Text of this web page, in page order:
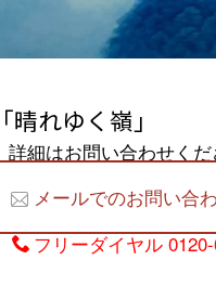
「晴れゆく嶺」
詳細はお問い合わせくだ
メールでのお問い合
フリーダイヤル